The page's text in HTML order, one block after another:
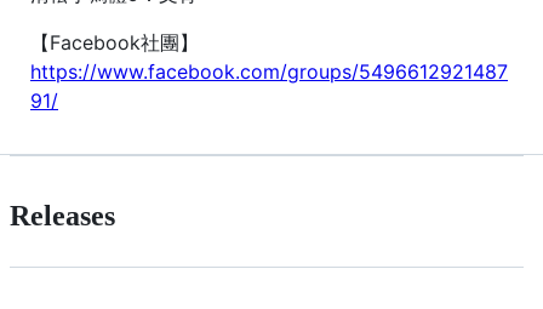
【Facebook社團】
https://www.facebook.com/groups/5496612921487
91/
Releases